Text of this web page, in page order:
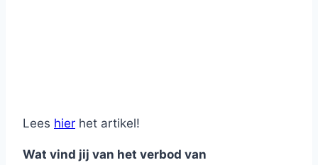
Lees hier het artikel!
Wat vind jij van het verbod van